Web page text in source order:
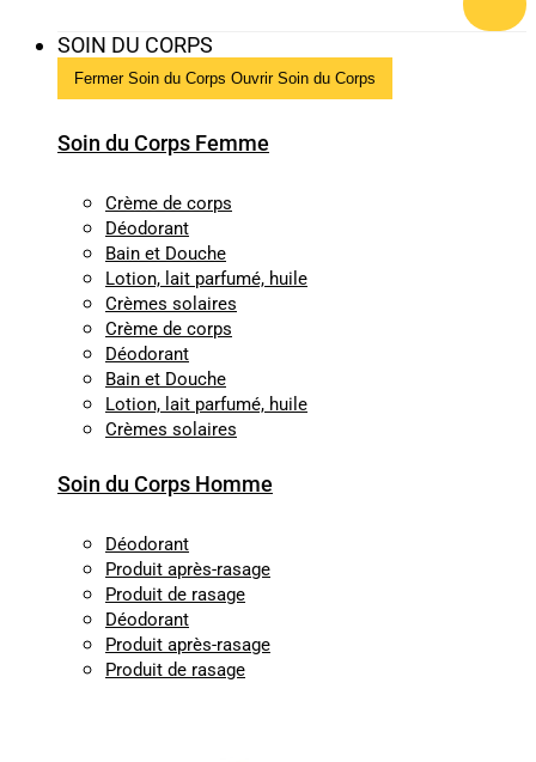
SOIN DU CORPS
Fermer Soin du Corps Ouvrir Soin du Corps
Soin du Corps Femme
Crème de corps
Déodorant
Bain et Douche
Lotion, lait parfumé, huile
Crèmes solaires
Crème de corps
Déodorant
Bain et Douche
Lotion, lait parfumé, huile
Crèmes solaires
Soin du Corps Homme
Déodorant
Produit après-rasage
Produit de rasage
Déodorant
Produit après-rasage
Produit de rasage